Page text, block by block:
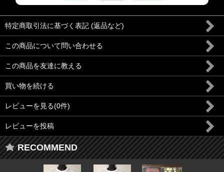
特定商取引法に基づく表記 (返品など)
この商品について問い合わせる
この商品を友達に教える
買い物を続ける
レビューを見る(0件)
レビューを投稿
RECOMMEND